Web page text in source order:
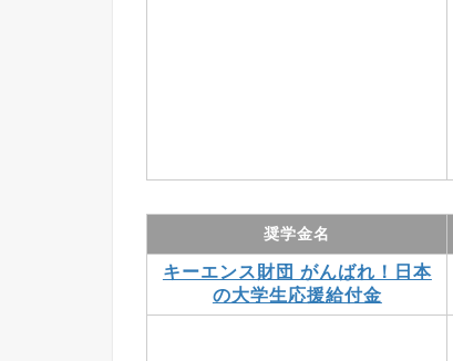
奨学金名
キーエンス財団 がんばれ！日本
の大学生応援給付金